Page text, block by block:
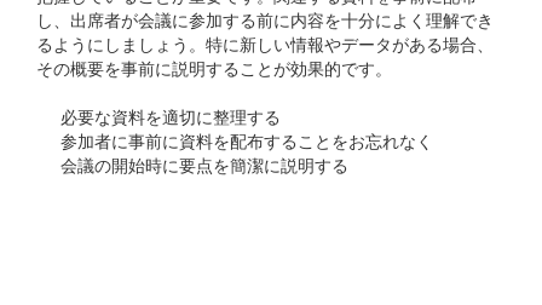
し、出席者が会議に参加する前に内容を十分によく理解でき
るようにしましょう。特に新しい情報やデータがある場合、
その概要を事前に説明することが効果的です。
必要な資料を適切に整理する
参加者に事前に資料を配布することをお忘れなく
会議の開始時に要点を簡潔に説明する